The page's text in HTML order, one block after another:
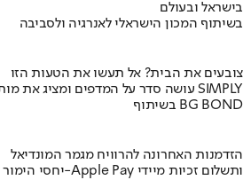
בישראל ובעולם
בשיתוף המכון הישראלי לאנרגיה ולסביבה
צובעים את הבית? אל תעשו את הטעות הזו
מומחה BG BOND עושה סדר על המדפים ומציג את מותג הצבע SIMPLY
בשיתוף BG BOND
הזדמנות האחרונה להרוויח מגמר המונדיאל
יחסי הימור משופרים, הפקדות ב-Apple Pay ותשלום זכיות מיידי